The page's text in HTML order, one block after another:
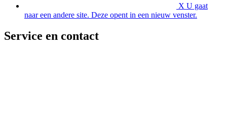
X U gaat
naar een andere site. Deze opent in een nieuw venster.
Service en contact